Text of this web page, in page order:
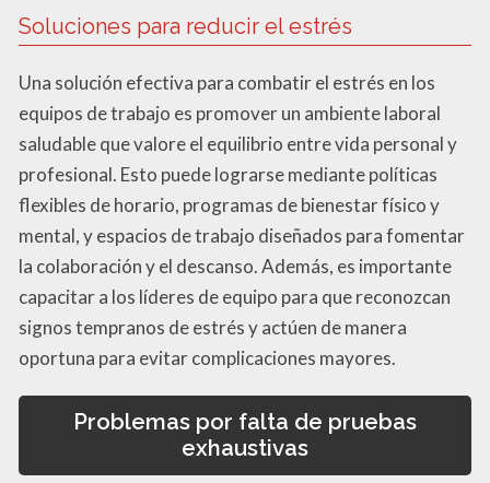
Soluciones para reducir el estrés
Una solución efectiva para combatir el estrés en los
equipos de trabajo es promover un ambiente laboral
saludable que valore el equilibrio entre vida personal y
profesional. Esto puede lograrse mediante políticas
flexibles de horario, programas de bienestar físico y
mental, y espacios de trabajo diseñados para fomentar
la colaboración y el descanso. Además, es importante
capacitar a los líderes de equipo para que reconozcan
signos tempranos de estrés y actúen de manera
oportuna para evitar complicaciones mayores.
Problemas por falta de pruebas
exhaustivas